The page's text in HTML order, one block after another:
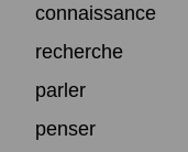
connaissance
recherche
parler
penser